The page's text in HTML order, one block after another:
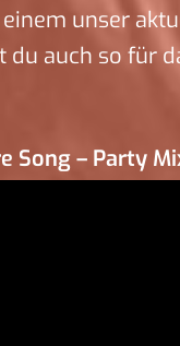
unser
du auch so für
Song – Party